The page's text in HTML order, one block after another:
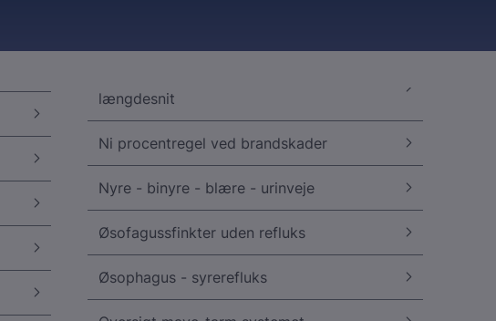
længdesnit
Ni procentregel ved brandskader
Nyre - binyre - blære - urinveje
Øsofagussfinkter uden refluks
Øsophagus - syrerefluks